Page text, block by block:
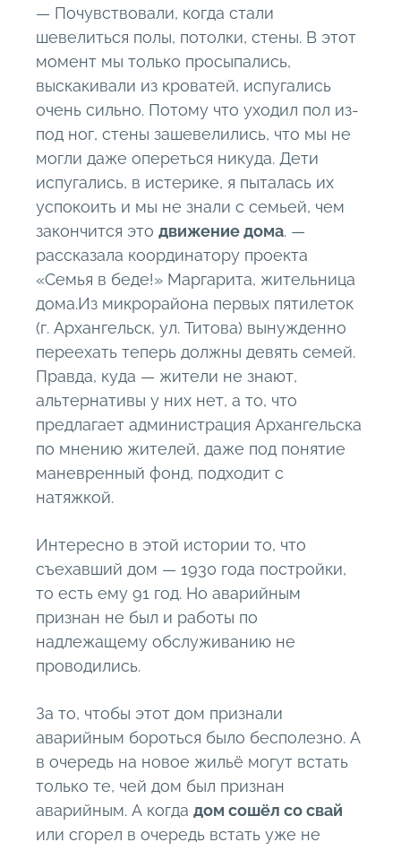
— Почувствовали, когда стали
шевелиться полы, потолки, стены. В этот
момент мы только просыпались,
выскакивали из кроватей, испугались
очень сильно. Потому что уходил пол из-
под ног, стены зашевелились, что мы не
могли даже опереться никуда. Дети
испугались, в истерике, я пыталась их
успокоить и мы не знали с семьей, чем
закончится это движение дома. —
рассказала координатору проекта
«Семья в беде!» Маргарита, жительница
дома.Из микрорайона первых пятилеток
(г. Архангельск, ул. Титова) вынужденно
переехать теперь должны девять семей.
Правда, куда — жители не знают,
альтернативы у них нет, а то, что
предлагает администрация Архангельска
по мнению жителей, даже под понятие
маневренный фонд, подходит с
натяжкой.
Интересно в этой истории то, что
съехавший дом — 1930 года постройки,
то есть ему 91 год. Но аварийным
признан не был и работы по
надлежащему обслуживанию не
проводились.
За то, чтобы этот дом признали
аварийным бороться было бесполезно. А
в очередь на новое жильё могут встать
только те, чей дом был признан
аварийным. А когда дом сошёл со свай
или сгорел в очередь встать уже не